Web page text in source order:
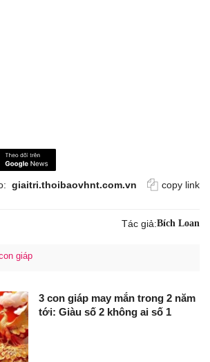
giaitri.thoibaovhnt.com.vn copy link
Tác giả:Bích Loan
giáp
3 con giáp may mắn trong 2 năm
tới: Giàu số 2 không ai số 1